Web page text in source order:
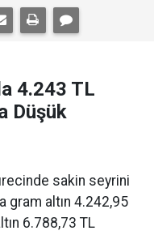
4.243 TL
Düşük
sakin seyrini
gram altın 4.242,95
6.788,73 TL